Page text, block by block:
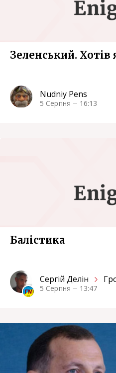
Зеленський. Хотів
Nudniy Pens
5 Серпня 16:13
Балістика
Сергiй Делін
5 Серпня 13:47